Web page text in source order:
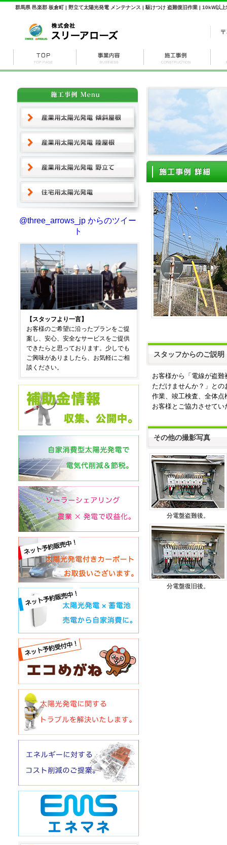
群馬県 邑楽郡 板倉町 | 野立て太陽光発電 メンテナンス | 駆けつけ 盗難復旧作業 | 10kW以
@three_arrows_jp からのツイー
ト
【スタッフより一言】
お客様のご希望に沿ったプランをご提
案し、安心、安全なサービスをご提供
できたらと思っております。少しでも
ご興味がありましたら、お気軽にご相
談ください。
スタッフからのご説明
お客様から「電線が盗
ただけませんか？」と
作業、竣工検査、全体
お客様とご協力させて
その他の撮影写真
分電盤盗難後。
分電盤復旧後。